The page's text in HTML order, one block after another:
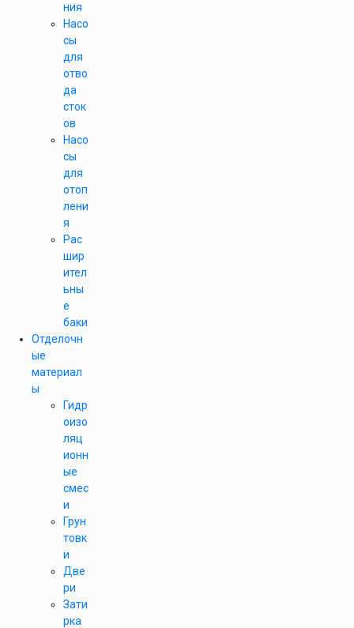
ния
Насо
сы
для
отво
да
сток
ов
Насо
сы
для
отоп
лени
я
Рас
шир
ител
ьны
е
баки
Отделочн
ые
материал
ы
Гидр
оизо
ляц
ионн
ые
смес
и
Грун
товк
и
Две
ри
Зати
рка